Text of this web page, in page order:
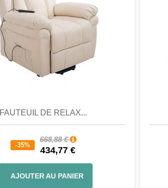
FAUTEUIL DE RELAX...
-35%
668,88 €
434,77 €
AJOUTER AU PANIER
Favori